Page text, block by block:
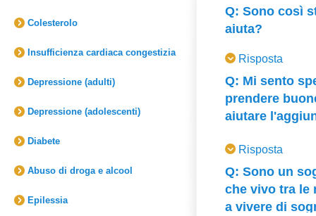
Colesterolo
Insufficienza cardiaca congestizia
Depressione (adulti)
Depressione (adolescenti)
Diabete
Abuso di droga e alcool
Epilessia
di essere più
che la mente
riducono anche
Un
anni, per
Q: Sono così
aiuta?
di focalizzazione,
dimostrato che le
oggetti che
efficientemente.
per il caffè.
La tecnica di MT
sulla
almeno un'ora e
Risposta
Q: Mi sento
prendere
aiutare
creatività, più
stanchezza dalla
efficienza sul
alla famiglia
Risposta
Q: Sono un
che vivo tra le
a vivere di